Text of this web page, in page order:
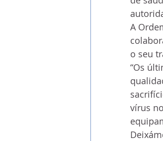
A
o seu
“Os
vírus